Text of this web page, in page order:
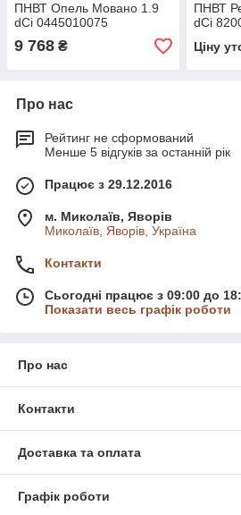
ПНВТ Опель Мовано 1.9
dCi 0445010075
9 768 ₴
ПНВТ
dCi
Ціну
Про нас
Рейтинг не сформований
Менше 5 відгуків за останній рік
Працює з 29.12.2016
м. Миколаїв, Яворів
Миколаїв, Яворів, Україна
Контакти
Сьогодні працює з 09:00 до
Показати весь графік роботи
Про нас
Контакти
Доставка та оплата
Графік роботи